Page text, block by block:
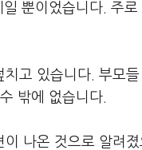
뿐이었습니다. 주로
고 있습니다. 부모
밖에 없습니다.
나온 것으로 알려